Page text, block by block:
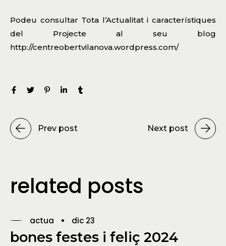
Podeu consultar Tota l’Actualitat i característiques
del Projecte al seu blog
http://centreobertvilanova.wordpress.com/
Prev post Next post
related posts
actua dic 23
bones festes i feliç 2024